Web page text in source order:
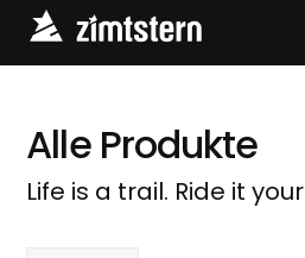
Skip
Alle Produkte
Life is a trail. Ride it